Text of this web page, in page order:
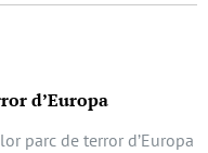
d’Europa
parc de terror d’Europa